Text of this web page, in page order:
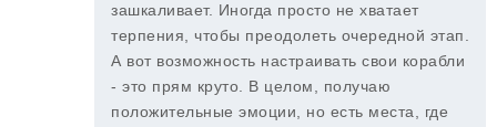
зашкаливает. Иногда просто не хватает
терпения, чтобы преодолеть очередной этап.
А вот возможность настраивать свои корабли
- это прям круто. В целом, получаю
положительные эмоции, но есть места, где